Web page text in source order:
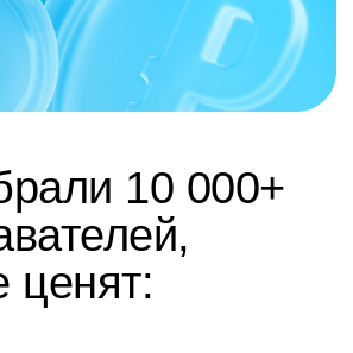
всё, чтобы ваш опыт